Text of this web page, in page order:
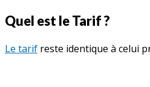
Quel est le Tarif ?
Le tarif reste identique à celui